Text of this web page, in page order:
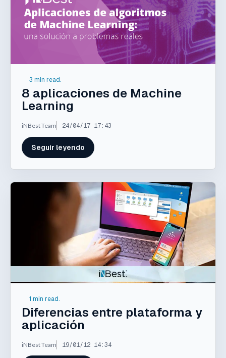
3 min read.
8 aplicaciones de Machine
Learning
iNBest Team 24/04/17 17:43
Seguir leyendo
1 min read.
Diferencias entre plataforma y
aplicación
iNBest Team 19/01/12 14:34